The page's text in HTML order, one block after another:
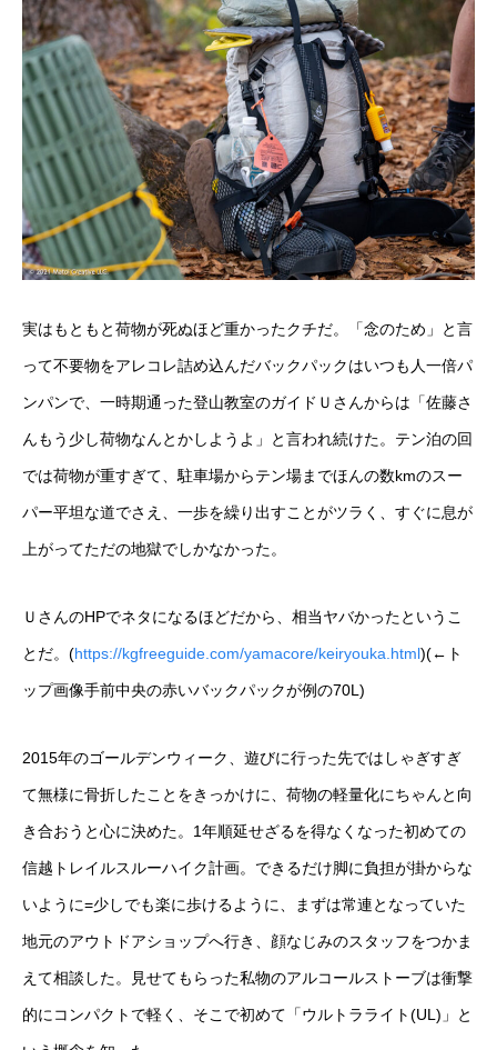
実はもともと荷物が死ぬほど重かったクチだ。「念のため」と言
って不要物をアレコレ詰め込んだバックパックはいつも人一倍パ
ンパンで、一時期通った登山教室のガイドＵさんからは「佐藤さ
んもう少し荷物なんとかしようよ」と言われ続けた。テン泊の回
では荷物が重すぎて、駐車場からテン場までほんの数kmのスー
パー平坦な道でさえ、一歩を繰り出すことがツラく、すぐに息が
上がってただの地獄でしかなかった。
ＵさんのHPでネタになるほどだから、相当ヤバかったというこ
とだ。(https://kgfreeguide.com/yamacore/keiryouka.html)(←ト
ップ画像手前中央の赤いバックパックが例の70L)
2015年のゴールデンウィーク、遊びに行った先ではしゃぎすぎ
て無様に骨折したことをきっかけに、荷物の軽量化にちゃんと向
き合おうと心に決めた。1年順延せざるを得なくなった初めての
信越トレイルスルーハイク計画。できるだけ脚に負担が掛からな
いように=少しでも楽に歩けるように、まずは常連となっていた
地元のアウトドアショップへ行き、顔なじみのスタッフをつかま
えて相談した。見せてもらった私物のアルコールストーブは衝撃
的にコンパクトで軽く、そこで初めて「ウルトラライト(UL)」と